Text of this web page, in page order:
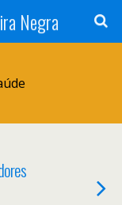
Negra